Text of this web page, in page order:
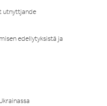
utnyttjande
edellytyksistä ja